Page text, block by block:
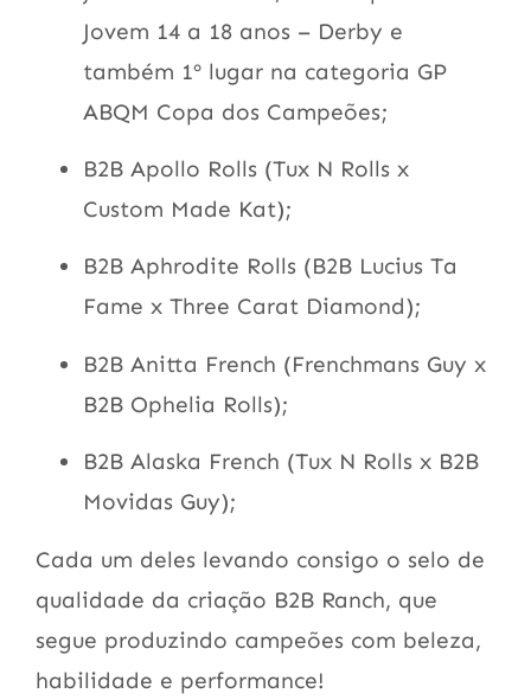
Jovem 14 a 18 anos – Derby e
também 1º lugar na categoria GP
ABQM Copa dos Campeões;
B2B Apollo Rolls (Tux N Rolls x
Custom Made Kat);
B2B Aphrodite Rolls (B2B Lucius Ta
Fame x Three Carat Diamond);
B2B Anitta French (Frenchmans Guy x
B2B Ophelia Rolls);
B2B Alaska French (Tux N Rolls x B2B
Movidas Guy);
Cada um deles levando consigo o selo de
qualidade da criação B2B Ranch, que
segue produzindo campeões com beleza,
habilidade e performance!